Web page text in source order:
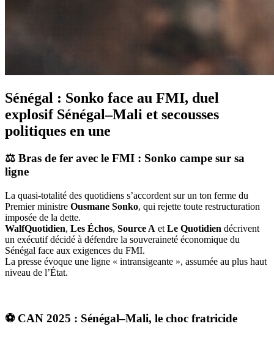
Sénégal : Sonko face au FMI, duel
explosif Sénégal–Mali et secousses
politiques en une
⚖️ Bras de fer avec le FMI : Sonko campe sur sa
ligne
La quasi-totalité des quotidiens s’accordent sur un ton ferme du
Premier ministre Ousmane Sonko, qui rejette toute restructuration
imposée de la dette.
WalfQuotidien, Les Échos, Source A et Le Quotidien décrivent
un exécutif décidé à défendre la souveraineté économique du
Sénégal face aux exigences du FMI.
La presse évoque une ligne « intransigeante », assumée au plus haut
niveau de l’État.
⚽ CAN 2025 : Sénégal–Mali, le choc fratricide